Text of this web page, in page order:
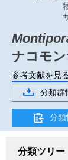
ナコモ
参考文献を見
分類群
分類
分類ツリー